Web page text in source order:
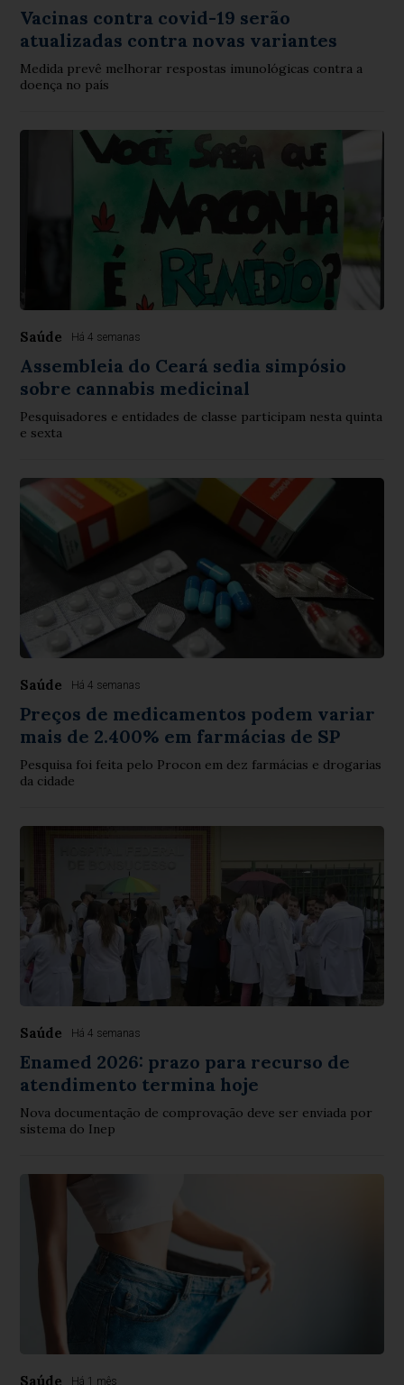
Vacinas contra covid-19 serão
atualizadas contra novas variantes
Medida prevê melhorar respostas imunológicas contra a
doença no país
Saúde Há 4 semanas
Assembleia do Ceará sedia simpósio
sobre cannabis medicinal
Pesquisadores e entidades de classe participam nesta quinta
e sexta
Saúde Há 4 semanas
Preços de medicamentos podem variar
mais de 2.400% em farmácias de SP
Pesquisa foi feita pelo Procon em dez farmácias e drogarias
da cidade
Saúde Há 4 semanas
Enamed 2026: prazo para recurso de
atendimento termina hoje
Nova documentação de comprovação deve ser enviada por
sistema do Inep
Saúde Há 1 mês